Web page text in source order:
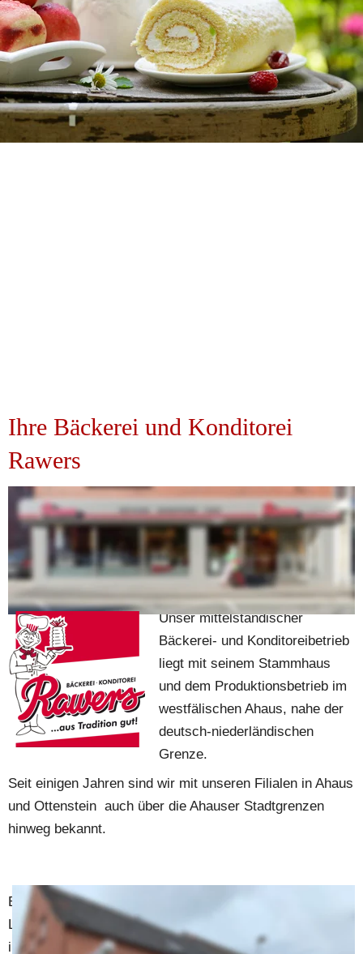
Ihre Bäckerei und Konditorei
Rawers
Unsere Bemühungen zielen allesamt daraufhin ab, Sie
zufrieden zu stellen.
Das war, ist und bleibt unser größtes Interesse. Und das
seit nunmehr über 100 Jahren und in der vierten
Generation.
Unser mittelständischer
Bäckerei- und Konditoreibetrieb
liegt mit seinem Stammhaus
und dem Produktionsbetrieb im
westfälischen Ahaus, nahe der
deutsch-niederländischen
Grenze.
Seit einigen Jahren sind wir mit unseren Filialen in Ahaus
und Ottenstein  auch über die Ahauser Stadtgrenzen
hinweg bekannt.
Ermöglicht wird dies durch den Einsatz und die
Leistungsbereitschaft unserer insgesamt 30 Mitarbeiter
in Produktion, Logistik und Verkauf.